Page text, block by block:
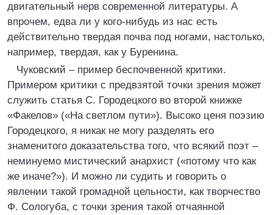
двигательный нерв современной литературы. А
впрочем, едва ли у кого-нибудь из нас есть
действительно твердая почва под ногами, настолько,
например, твердая, как у Буренина.
Чуковский – пример беспочвенной критики.
Примером критики с предвзятой точки зрения может
служить статья С. Городецкого во второй книжке
«Факелов» («На светлом пути»). Высоко ценя поэзию
Городецкого, я никак не могу разделять его
знаменитого доказательства того, что всякий поэт –
неминуемо мистический анархист («потому что как
же иначе?»). И можно ли судить и говорить о
явлении такой громадной цельности, как творчество
Ф. Сологуба, с точки зрения такой отчаянной